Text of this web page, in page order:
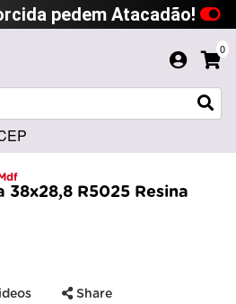
pedem Atacadão!
0
38x28,8 R5025 Resina
Share